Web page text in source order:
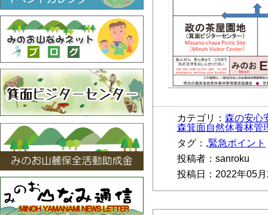
カテゴリ： 森の安心
森箕面自然休養林管
タグ：, 緊急ポイント
投稿者：sanroku
投稿日：2022年05